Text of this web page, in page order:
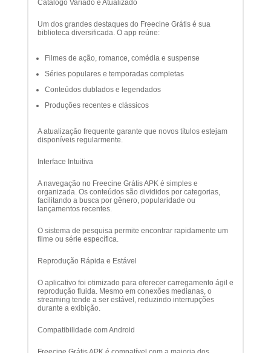
Catálogo Variado e Atualizado
Um dos grandes destaques do Freecine Grátis é sua
biblioteca diversificada. O app reúne:
Filmes de ação, romance, comédia e suspense
Séries populares e temporadas completas
Conteúdos dublados e legendados
Produções recentes e clássicos
A atualização frequente garante que novos títulos estejam
disponíveis regularmente.
Interface Intuitiva
A navegação no Freecine Grátis APK é simples e
organizada. Os conteúdos são divididos por categorias,
facilitando a busca por gênero, popularidade ou
lançamentos recentes.
O sistema de pesquisa permite encontrar rapidamente um
filme ou série específica.
Reprodução Rápida e Estável
O aplicativo foi otimizado para oferecer carregamento ágil e
reprodução fluida. Mesmo em conexões medianas, o
streaming tende a ser estável, reduzindo interrupções
durante a exibição.
Compatibilidade com Android